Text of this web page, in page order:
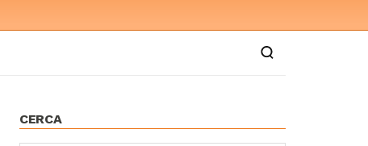
CERCA